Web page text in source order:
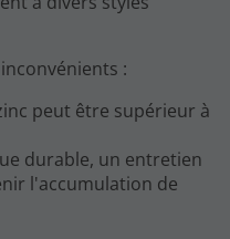
:
peut être supérieur à
durable, un entretien
l'accumulation de